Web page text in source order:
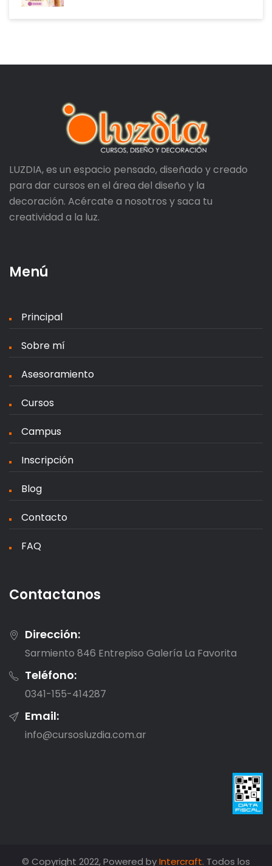
LUZDIA, es un espacio pensado, diseñado y creado
para dar cursos en el área del diseño y la
decoración. Acércate a nosotros y saca tu
creatividad a la luz.
Menú
Principal
Sobre mí
Asesoramiento
Cursos
Campus
Inscripción
Blog
Contacto
FAQ
Contactanos
Dirección:
Sarmiento 846 Entrepiso Galería La Favorita
Teléfono:
0341-155-414287
Email:
info@cursosluzdia.com.ar
© Copyright 2022, Powered byIntercraft. Todos los